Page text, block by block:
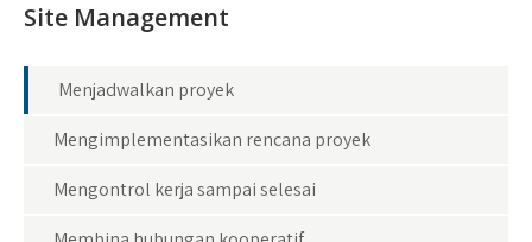
Site Management
Menjadwalkan proyek
Mengimplementasikan rencana proyek
Mengontrol kerja sampai selesai